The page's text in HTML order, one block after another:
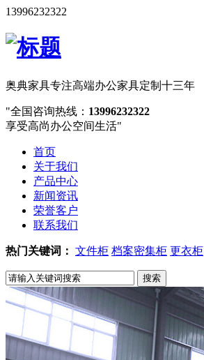
13996232322
奥典家具专注高端办公家具定制十三年
全国咨询热线： 13996232322
享受高尚办公空间生活
首页
关于我们
产品中心
新闻资讯
荣誉客户
联系我们
热门关键词： 文件柜 档案密集柜 更衣柜
搜索